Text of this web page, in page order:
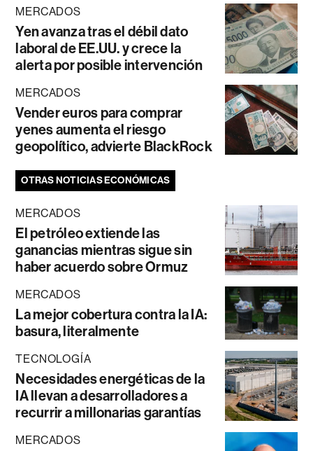
MERCADOS
Yen avanza tras el débil dato
laboral de EE.UU. y crece la
alerta por posible intervención
MERCADOS
Vender euros para comprar
yenes aumenta el riesgo
geopolítico, advierte BlackRock
OTRAS NOTICIAS ECONÓMICAS
MERCADOS
El petróleo extiende las
ganancias mientras sigue sin
haber acuerdo sobre Ormuz
MERCADOS
La mejor cobertura contra la IA:
basura, literalmente
TECNOLOGÍA
Necesidades energéticas de la
IA llevan a desarrolladores a
recurrir a millonarias garantías
MERCADOS